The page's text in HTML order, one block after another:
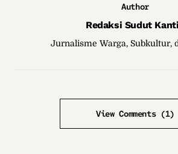
Author
Redaksi Sudut
Jurnalisme Warga, Subkultur,
View Comments (1)